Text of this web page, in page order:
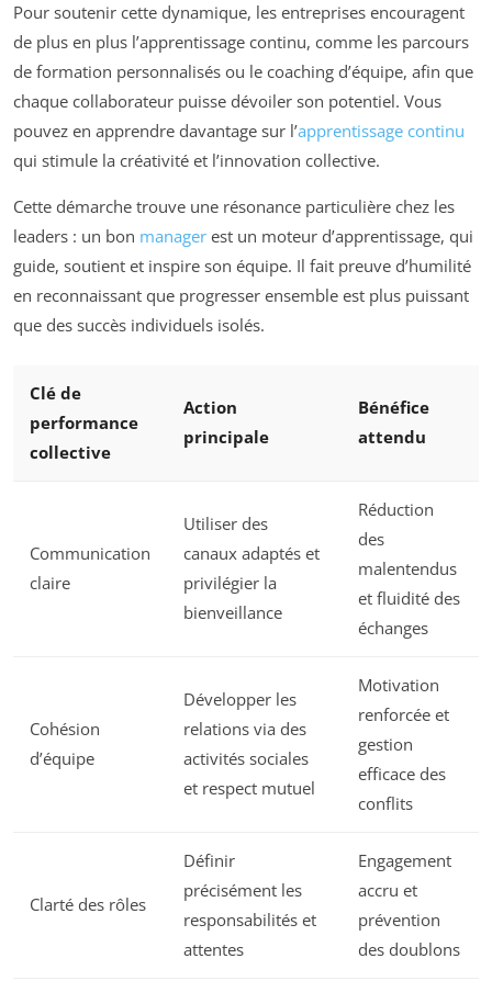
Pour soutenir cette dynamique, les entreprises encouragent
de plus en plus l’apprentissage continu, comme les parcours
de formation personnalisés ou le coaching d’équipe, afin que
chaque collaborateur puisse dévoiler son potentiel. Vous
pouvez en apprendre davantage sur l’apprentissage continu
qui stimule la créativité et l’innovation collective.
Cette démarche trouve une résonance particulière chez les
leaders : un bon manager est un moteur d’apprentissage, qui
guide, soutient et inspire son équipe. Il fait preuve d’humilité
en reconnaissant que progresser ensemble est plus puissant
que des succès individuels isolés.
Clé de
performance
collective
Action
principale
Bénéfice
attendu
Communication
claire
Utiliser des
canaux adaptés et
privilégier la
bienveillance
Réduction
des
malentendus
et fluidité des
échanges
Cohésion
d’équipe
Développer les
relations via des
activités sociales
et respect mutuel
Motivation
renforcée et
gestion
efficace des
conflits
Clarté des rôles
Définir
précisément les
responsabilités et
attentes
Engagement
accru et
prévention
des doublons